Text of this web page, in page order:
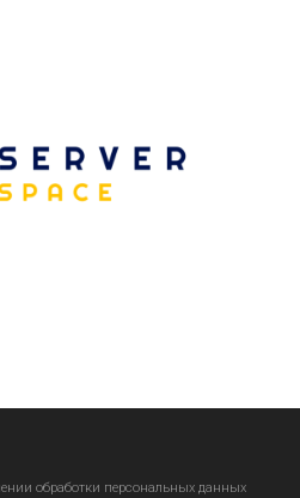
обработки персональных данных